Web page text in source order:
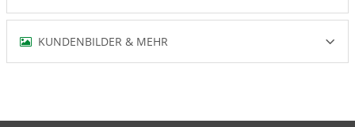
KUNDENBILDER & MEHR